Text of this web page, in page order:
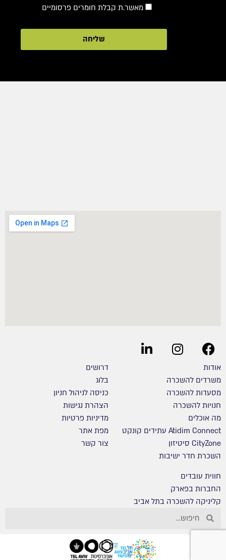
מאשר.ת קבלת חומרים פרסומיים
שליחה
אודות
משרדים להשכרה
מסעדות להשכרה
חנויות להשכרה
מה אוכלים
Atidim Connect עתידים קונקט
CityZone סיטיזון
השכרת חדר ישיבות
חווית עובדים
החברות בפארק
קליניקה להשכרה בתל אביב
דרושים
בלוג
כניסה לניהול חניון
הצהרת נגישות
מדיניות פרטיות
מפת אתר
צור קשר